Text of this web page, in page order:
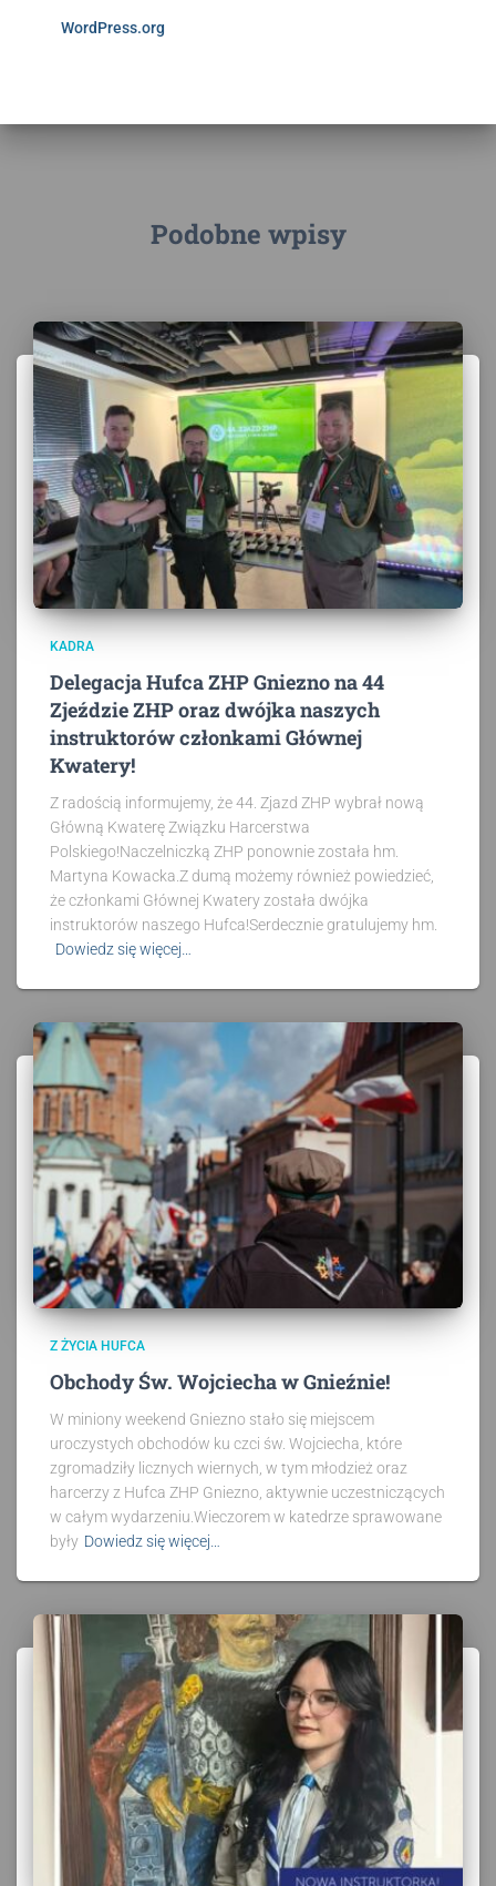
WordPress.org
Podobne wpisy
KADRA
Delegacja Hufca ZHP Gniezno na 44
Zjeździe ZHP oraz dwójka naszych
instruktorów członkami Głównej
Kwatery!
Z radością informujemy, że 44. Zjazd ZHP wybrał nową
Główną Kwaterę Związku Harcerstwa
Polskiego!Naczelniczką ZHP ponownie została hm.
Martyna Kowacka.Z dumą możemy również powiedzieć,
że członkami Głównej Kwatery została dwójka
instruktorów naszego Hufca!Serdecznie gratulujemy hm.
Dowiedz się więcej…
Z ŻYCIA HUFCA
Obchody Św. Wojciecha w Gnieźnie!
W miniony weekend Gniezno stało się miejscem
uroczystych obchodów ku czci św. Wojciecha, które
zgromadziły licznych wiernych, w tym młodzież oraz
harcerzy z Hufca ZHP Gniezno, aktywnie uczestniczących
w całym wydarzeniu.Wieczorem w katedrze sprawowane
były Dowiedz się więcej…